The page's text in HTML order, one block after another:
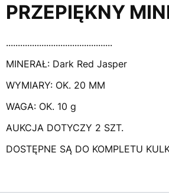
PRZEPIĘKNY
.............................................
MINERAŁ: Dark Red Jasper
WYMIARY: OK. 20 MM
WAGA: OK. 10 g
AUKCJA DOTYCZY 2 SZT.
DOSTĘPNE SĄ DO KOMPLETU